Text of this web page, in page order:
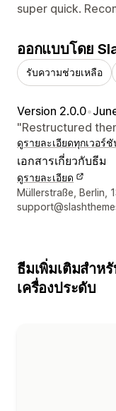
super quick.
ออกแบบโดย
รับความช่วยเหลือ
Version 2.0.0•
"Restructured
ดูรายละเอียดทุกเวอร์
เอกสารเกี่ยวกับธีม
ดูรายละเอียด
รายละเอียดการติดต่
Müllerstraße, Berlin,
ธีมเพิ่มเติมสำ
เครื่องประดับ